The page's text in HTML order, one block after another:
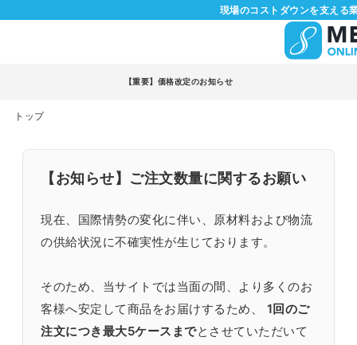
現場のコストダウンを支える
【重要】価格改定のお知らせ
トップ
【お知らせ】ご注文数量に関するお願い
現在、国際情勢の変化に伴い、原材料および物流
の供給状況に不確実性が生じております。
そのため、当サイトでは当面の間、より多くのお
客様へ安定して商品をお届けするため、 1回のご
注文につき最大5ケースまでとさせていただいて